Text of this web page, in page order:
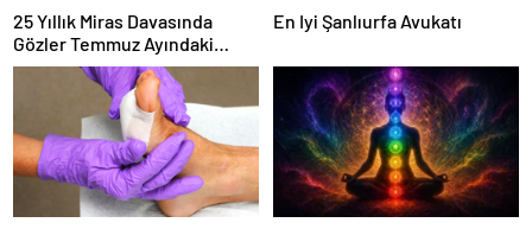
25 Yıllık Miras Davasında
Gözler Temmuz Ayındaki
Karar Duruşmasına Çevrildi
En Iyi Şanlıurfa Avukatı